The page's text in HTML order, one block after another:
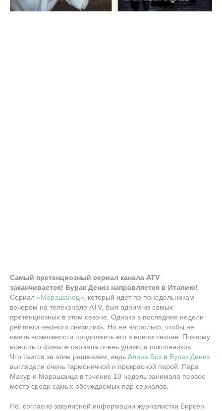
Самый претенциозный сериал канала ATV
заканчивается! Бурак Дениз направляется в Италию!
Сериал «Марашанец», который идет по понедельникам
вечером на телеканале ATV, был одним из самых
претенциозных в этом сезоне. Однако в последние недели
рейтинги немного снизились. Но не настолько, чтобы не
иметь возможности продолжить его в новом сезоне. Поэтому
новость о финале сериала очень удивила поклонников…
Что таится за этим решением, ведь Алина Боз и Бурак Дениз
выглядели очень гармоничной и прекрасной парой. Пара
Махур и Марашанца в течение 10 недель занимала первое
место среди самых обсуждаемых пар сериалов.
Но, согласно закулисной информации журналистки Бирсен